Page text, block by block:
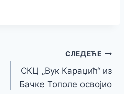
СЛЕДЕЋЕ
СКЦ „Вук Караџић“ из
Бачке Тополе освојио